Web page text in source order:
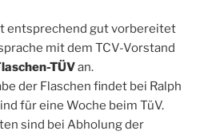
entsprechend gut vorbereitet
mit dem TCV-Vorstand
TÜVan.
der Flaschen findet bei Ralph
für eine Woche beim TüV.
sind bei Abholung der